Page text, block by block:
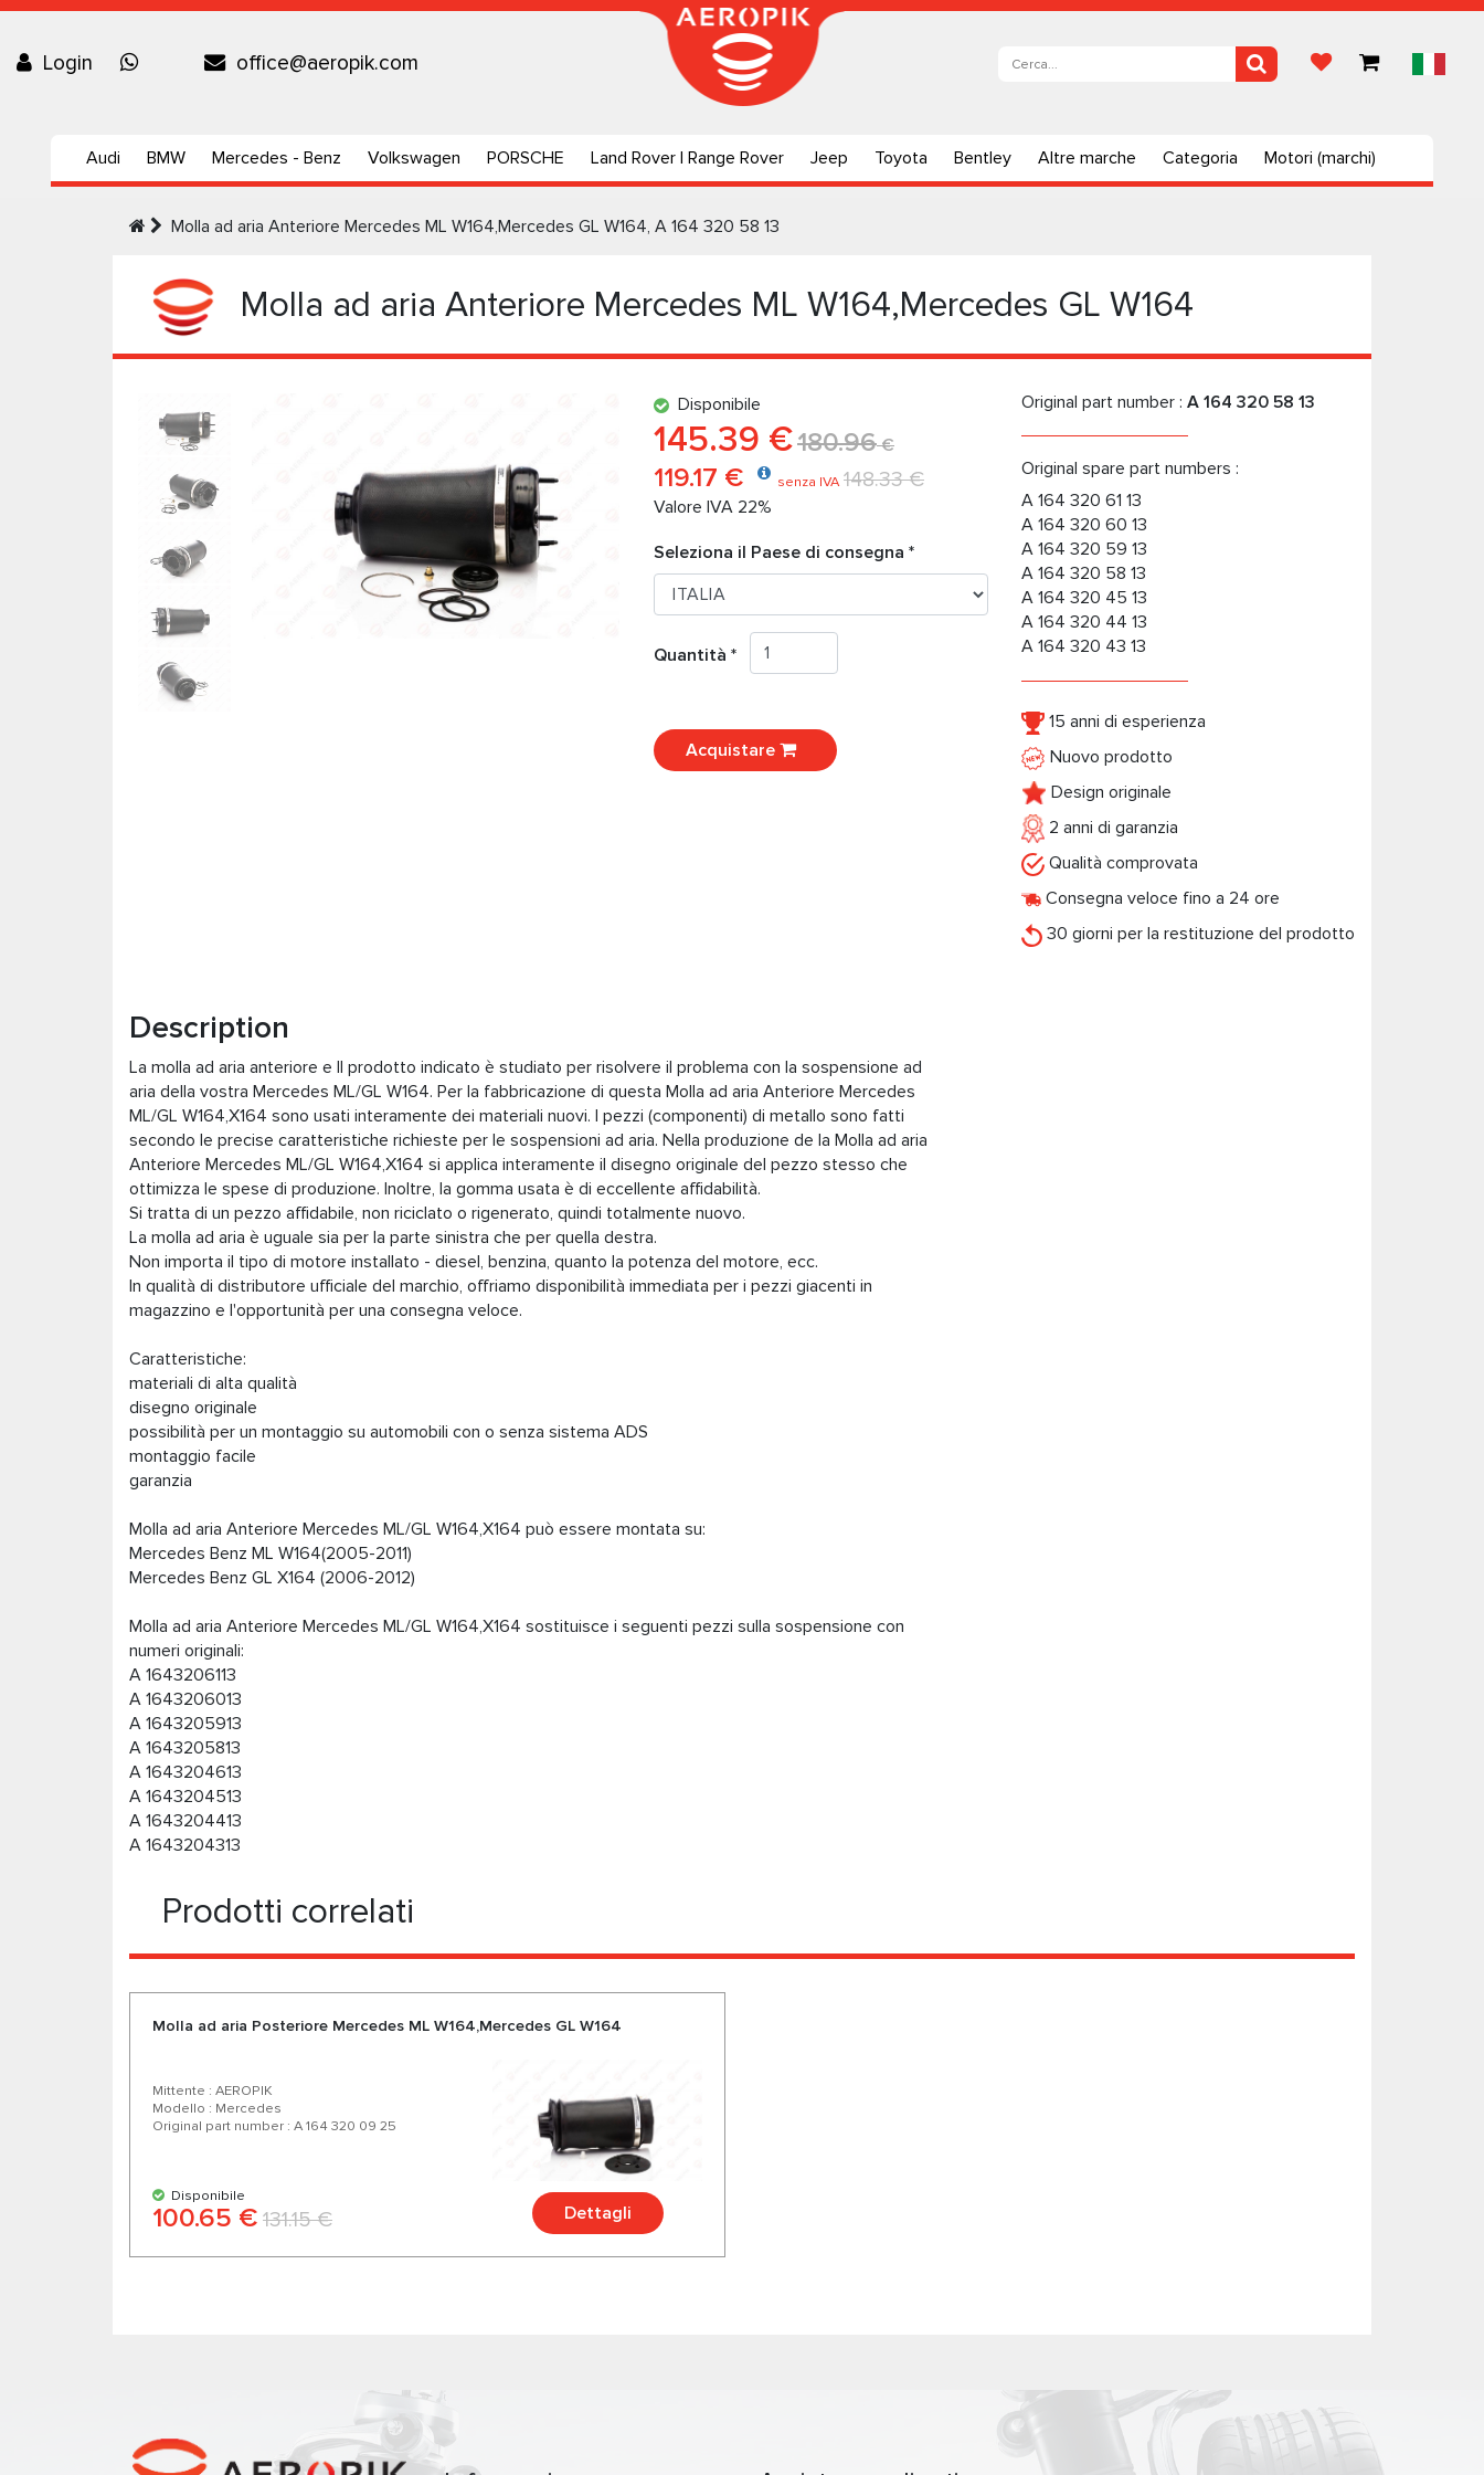
Login office@aeropik.com
Audi BMW Mercedes - Benz Volkswagen PORSCHE Land Rover | Range Rover Jeep Toyota Bentley Altre marche Categoria Motori (marchi)
Molla ad aria Anteriore Mercedes ML W164,Mercedes GL W164, A 164 320 58 13
Molla ad aria Anteriore Mercedes ML W164,Mercedes GL W164
Disponibile
145.39 €180.96€
119.17 € senza IVA 148.33 €
Valore IVA 22%
Seleziona il Paese di consegna *
Quantità *
Acquistare
Original part number : A 164 320 58 13
Original spare part numbers :
A 164 320 61 13
A 164 320 60 13
A 164 320 59 13
A 164 320 58 13
A 164 320 45 13
A 164 320 44 13
A 164 320 43 13
15 anni di esperienza
Nuovo prodotto
Design originale
2 anni di garanzia
Qualità comprovata
Consegna veloce fino a 24 ore
30 giorni per la restituzione del prodotto
Description
La molla ad aria anteriore e Il prodotto indicato è studiato per risolvere il problema con la sospensione ad
aria della vostra Mercedes ML/GL W164. Per la fabbricazione di questa Molla ad aria Anteriore Mercedes
ML/GL W164,X164 sono usati interamente dei materiali nuovi. I pezzi (componenti) di metallo sono fatti
secondo le precise caratteristiche richieste per le sospensioni ad aria. Nella produzione de la Molla ad aria
Anteriore Mercedes ML/GL W164,X164 si applica interamente il disegno originale del pezzo stesso che
ottimizza le spese di produzione. Inoltre, la gomma usata è di eccellente affidabilità.
Si tratta di un pezzo affidabile, non riciclato o rigenerato, quindi totalmente nuovo.
La molla ad aria è uguale sia per la parte sinistra che per quella destra.
Non importa il tipo di motore installato - diesel, benzina, quanto la potenza del motore, ecc.
In qualità di distributore ufficiale del marchio, offriamo disponibilità immediata per i pezzi giacenti in
magazzino e l'opportunità per una consegna veloce.
Caratteristiche:
materiali di alta qualità
disegno originale
possibilità per un montaggio su automobili con o senza sistema ADS
montaggio facile
garanzia
Molla ad aria Anteriore Mercedes ML/GL W164,X164 può essere montata su:
Mercedes Benz ML W164(2005-2011)
Mercedes Benz GL X164 (2006-2012)
Molla ad aria Anteriore Mercedes ML/GL W164,X164 sostituisce i seguenti pezzi sulla sospensione con
numeri originali:
A 1643206113
A 1643206013
A 1643205913
A 1643205813
A 1643204613
A 1643204513
A 1643204413
A 1643204313
Prodotti correlati
Molla ad aria Posteriore Mercedes ML W164,Mercedes GL W164
Mittente : AEROPIK
Modello : Mercedes
Original part number : A 164 320 09 25
Disponibile
100.65 € 131.15 € Dettagli